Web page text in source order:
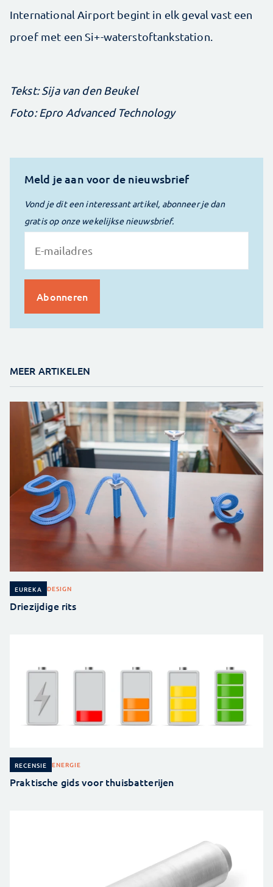
International Airport begint in elk geval vast een
proef met een Si+-waterstoftankstation.
Tekst: Sija van den Beukel
Foto: Epro Advanced Technology
Meld je aan voor de nieuwsbrief
Vond je dit een interessant artikel, abonneer je dan
gratis op onze wekelijkse nieuwsbrief.
MEER ARTIKELEN
EUREKA DESIGN
Driezijdige rits
RECENSIE ENERGIE
Praktische gids voor thuisbatterijen